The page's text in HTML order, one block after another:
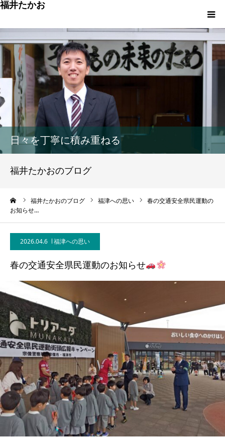
福井たかお
日々を丁寧に積み重ねる
福井たかおのブログ
福井たかおのブログ 福津への思い
春の交通安全県民運動の
お知らせ…
2026.04.6 福津への思い
春の交通安全県民運動のお知らせ
福津への想いと実績
重点政策と市役所活性化策
プロフィール
市政方針ーまちの未来を再設計ー